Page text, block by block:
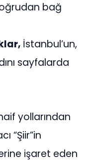
bağ
İstanbul’un,
sayfalarda
yollarından
“Şiir”in
işaret eden